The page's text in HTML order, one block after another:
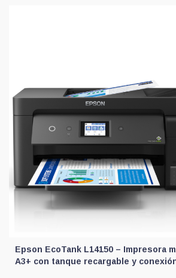
Epson EcoTank L14150 – Impresora
A3+ con tanque recargable y